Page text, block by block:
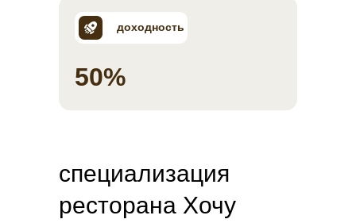
доходность
50%
специализация
ресторана Хочу